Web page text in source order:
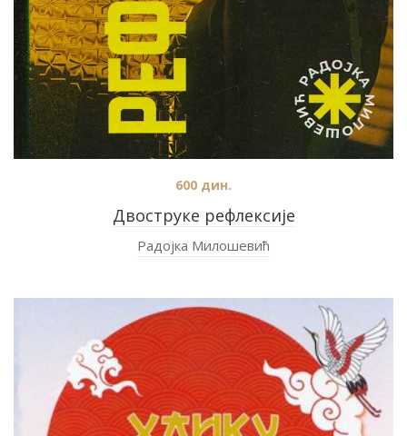
Двострукe рефлексиjе
600 дин.
Радојка Милошевић